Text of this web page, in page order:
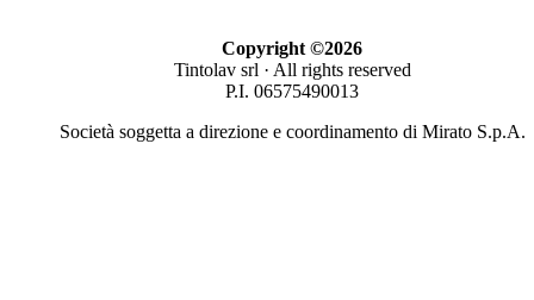
Copyright ©2026
Tintolav srl · All rights reserved
P.I. 06575490013
Società soggetta a direzione e coordinamento di Mirato S.p.A.